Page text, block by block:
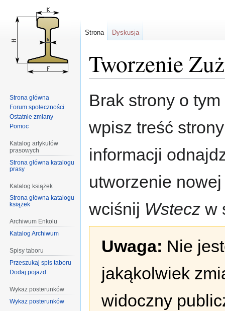
Tworzenie
do
do
Brak strony o
wpisz treść
informacji
utworzenie
wciśnij Wstecz w
Uwaga: Nie
jakąkolwiek
widoczny
Strona Dyskusja
Strona główna
Forum społeczności
Ostatnie zmiany
Pomoc
Katalog artykułów
prasowych
Strona główna katalogu
prasy
Katalog książek
Strona główna katalogu
książek
Archiwum Enkolu
Katalog Archiwum
Spisy taboru
Przeszukaj spis taboru
Dodaj pojazd
Wykaz posterunków
Wykaz posterunków